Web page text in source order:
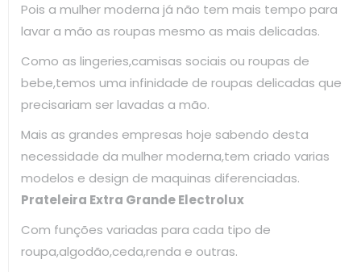
Pois a mulher moderna já não tem mais tempo para
lavar a mão as roupas mesmo as mais delicadas.
Como as lingeries,camisas sociais ou roupas de
bebe,temos uma infinidade de roupas delicadas que
precisariam ser lavadas a mão.
Mais as grandes empresas hoje sabendo desta
necessidade da mulher moderna,tem criado varias
modelos e design de maquinas diferenciadas.
Prateleira Extra Grande Electrolux
Com funções variadas para cada tipo de
roupa,algodão,ceda,renda e outras.